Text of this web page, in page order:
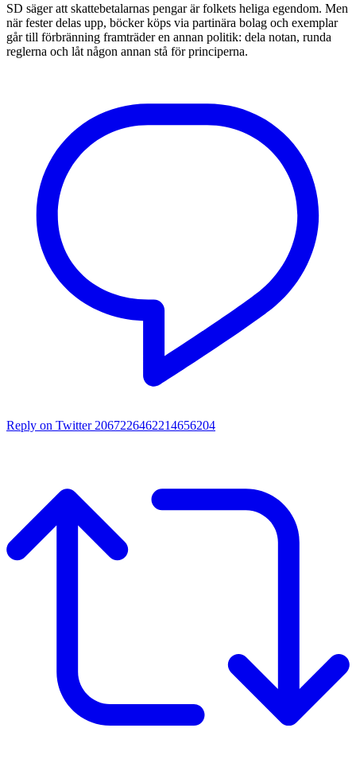
SD säger att skattebetalarnas pengar är folkets heliga egendom. Men
när fester delas upp, böcker köps via partinära bolag och exemplar
går till förbränning framträder en annan politik: dela notan, runda
reglerna och låt någon annan stå för principerna.
Reply on Twitter 2067226462214656204